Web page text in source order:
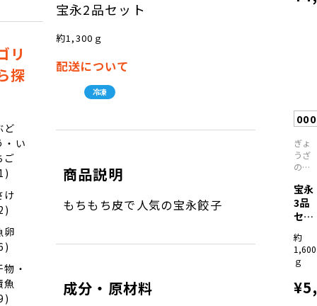
リ
探
ど
・い
ご
け
卵
物・
魚
宝永2品セット
約1,300ｇ
配送について
冷凍
商品説明
もちもち皮で人気の宝永餃子
成分・原材料
ぎょ
うざ
の宝
宝永
3品
セッ
ト
約
1,600
ｇ